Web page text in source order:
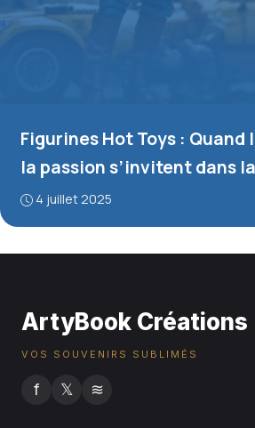
Figurines Hot Toys : Quand
la passion s’invitent dans
4 juillet 2025
ArtyBook Créations
VOS SOUVENIRS SUBLIMÉS
f 𝕏 ≋